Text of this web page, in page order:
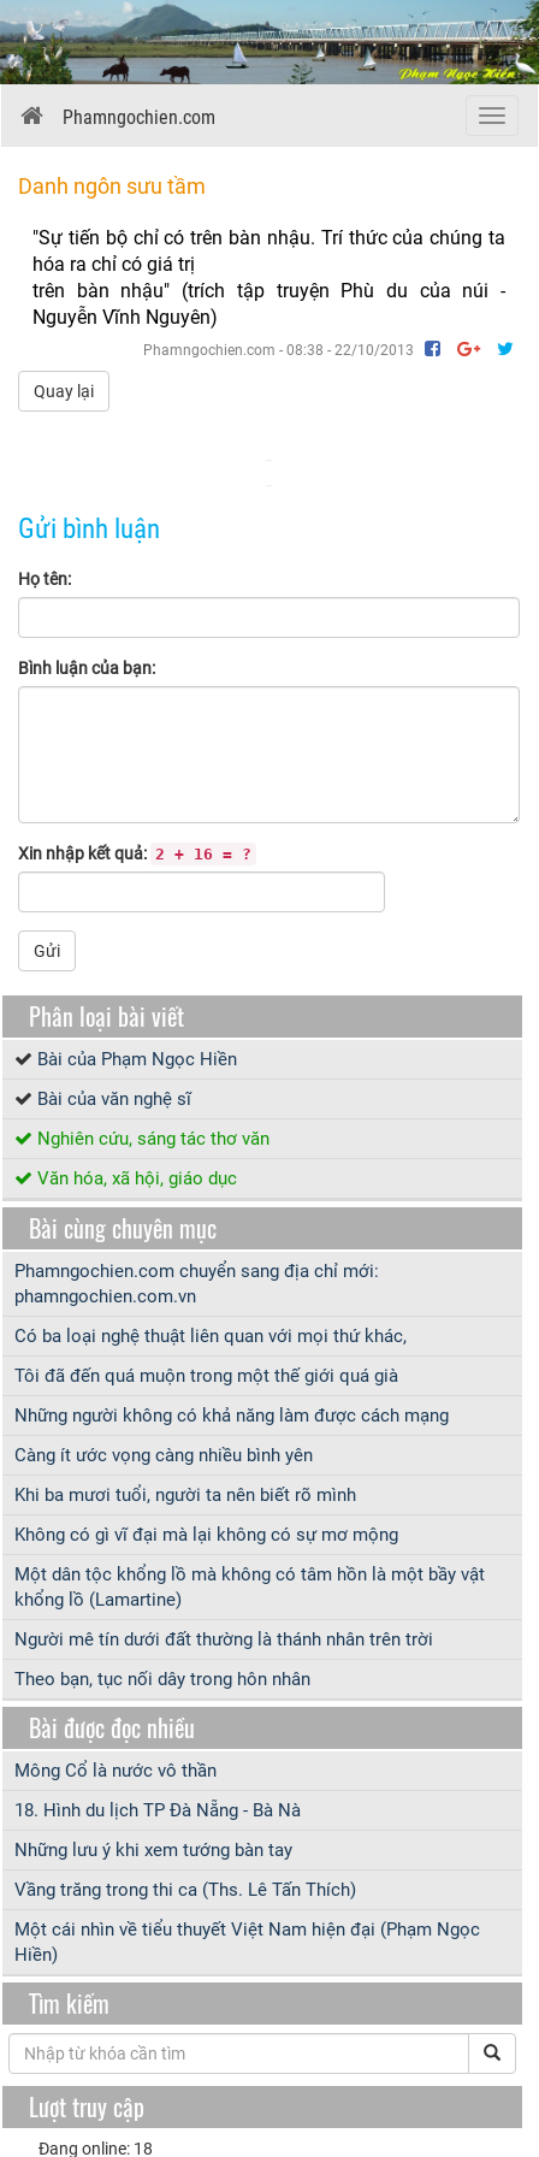
Menu
Phamngochien.com
Danh ngôn sưu tầm
"Sự tiến bộ chỉ có trên bàn nhậu. Trí thức của chúng ta
hóa ra chỉ có giá trị
trên bàn nhậu" (trích tập truyện Phù du của núi -
Nguyễn Vĩnh Nguyên)
Phamngochien.com - 08:38 - 22/10/2013
Quay lại
Gửi bình luận
Họ tên:
Bình luận của bạn:
Xin nhập kết quả: 2 + 16 = ?
Gửi
Phân loại bài viết
Bài của Phạm Ngọc Hiền
Bài của văn nghệ sĩ
Nghiên cứu, sáng tác thơ văn
Văn hóa, xã hội, giáo dục
Bài cùng chuyên mục
Phamngochien.com chuyển sang địa chỉ mới:
phamngochien.com.vn
Có ba loại nghệ thuật liên quan với mọi thứ khác,
Tôi đã đến quá muộn trong một thế giới quá già
Những người không có khả năng làm được cách mạng
Càng ít ước vọng càng nhiều bình yên
Khi ba mươi tuổi, người ta nên biết rõ mình
Không có gì vĩ đại mà lại không có sự mơ mộng
Một dân tộc khổng lồ mà không có tâm hồn là một bầy vật
khổng lồ (Lamartine)
Người mê tín dưới đất thường là thánh nhân trên trời
Theo bạn, tục nối dây trong hôn nhân
Bài được đọc nhiều
Mông Cổ là nước vô thần
18. Hình du lịch TP Đà Nẵng - Bà Nà
Những lưu ý khi xem tướng bàn tay
Vầng trăng trong thi ca (Ths. Lê Tấn Thích)
Một cái nhìn về tiểu thuyết Việt Nam hiện đại (Phạm Ngọc
Hiền)
Tìm kiếm
Lượt truy cập
Đang online: 18